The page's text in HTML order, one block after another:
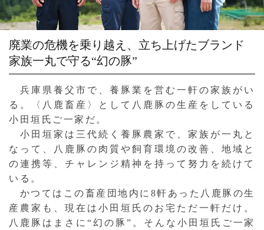
廃業の危機を乗り越え、立ち上げたブランド
家族一丸で守る“幻の豚”
兵庫県養父市で、養豚業を営む一軒の家族がい
る。〈八鹿畜産〉として八鹿豚の生産をしている
小田垣氏ご一家だ。
小田垣家は三代続く養豚農家で、家族が一丸と
なって、八鹿豚の肉質や飼育環境の改善、地域と
の連携等、チャレンジ精神を持って努力を続けて
いる。
かつてはこの畜産団地内に8軒あった八鹿豚の生
産農家も、現在は小田垣氏のお宅ただ一軒だけ。
八鹿豚はまさに“幻の豚”。そんな小田垣氏ご一家